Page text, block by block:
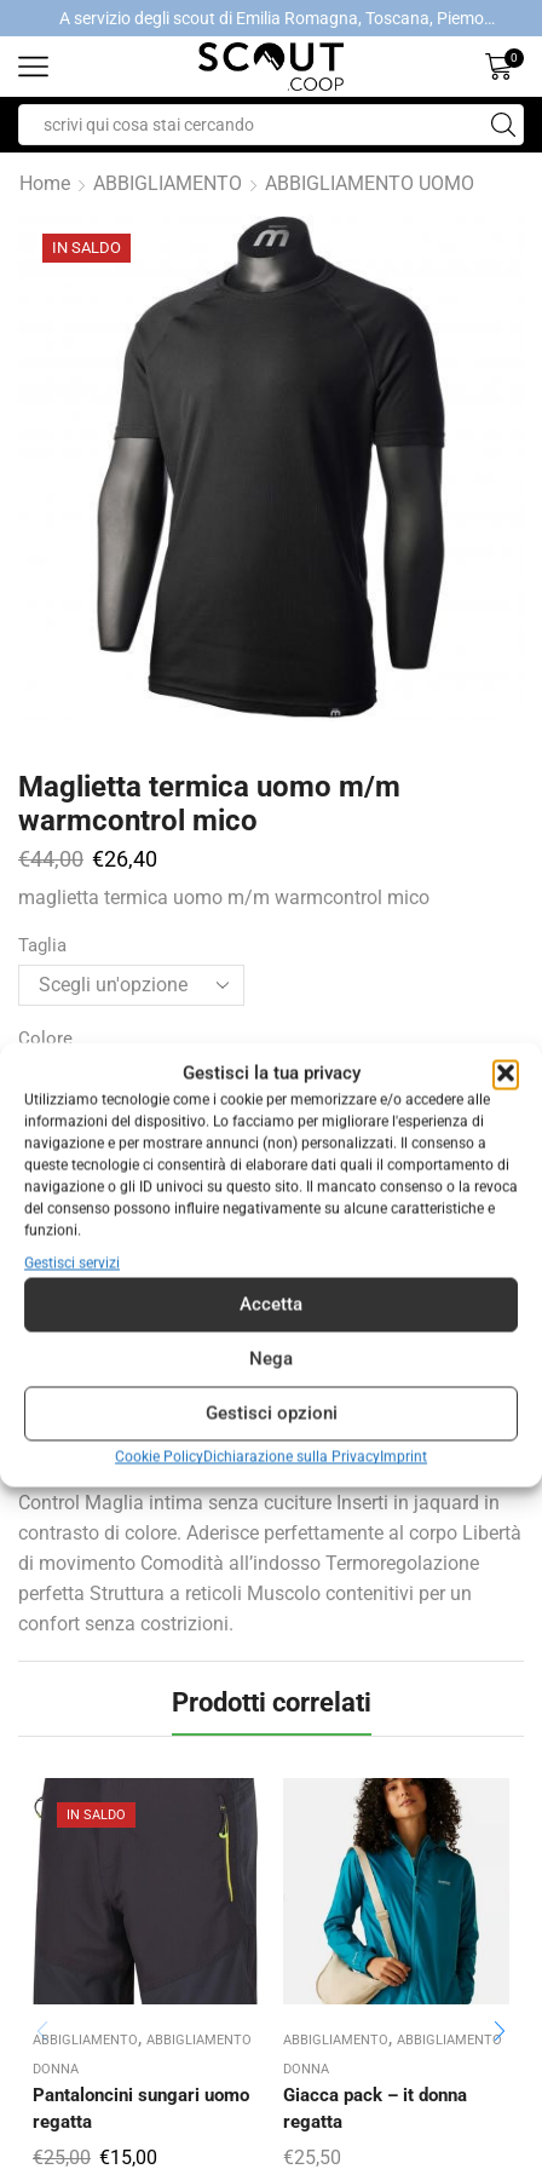
Gestisci la tua privacy
Utilizziamo tecnologie come i cookie per memorizzare e/o accedere alle
informazioni del dispositivo. Lo facciamo per migliorare l'esperienza di
navigazione e per mostrare annunci (non) personalizzati. Il consenso a
queste tecnologie ci consentirà di elaborare dati quali il comportamento di
navigazione o gli ID univoci su questo sito. Il mancato consenso o la revoca
del consenso possono influire negativamente su alcune caratteristiche e
funzioni.
Gestisci servizi
Accetta
Nega
Gestisci opzioni
Cookie PolicyDichiarazione sulla PrivacyImprint
A servizio degli scout di Emilia Romagna, Toscana, Piemonte, Valle d'Aosta- Gratis la spedizione con ordini > €40
0
Home ABBIGLIAMENTO ABBIGLIAMENTO UOMO
IN SALDO
Maglietta termica uomo m/m
warmcontrol mico
€44,00 €26,40
maglietta termica uomo m/m warmcontrol mico
Taglia
Colore
AGGIUNGI AL CARRELLO
COD:221030
Tag:termico
Marchio:
DESCRIZIONE INFORMAZIONI AGGIUNTIVE
MICO – Maglia uomo intimo collo alto Underwear Warm
Control Maglia intima senza cuciture Inserti in jaquard in
contrasto di colore. Aderisce perfettamente al corpo Libertà
di movimento Comodità all’indosso Termoregolazione
perfetta Struttura a reticoli Muscolo contenitivi per un
confort senza costrizioni.
Prodotti correlati
IN SALDO
ABBIGLIAMENTO, ABBIGLIAMENTO
DONNA
Pantaloncini sungari uomo
regatta
€25,00 €15,00
ABBIGLIAMENTO, ABBIGLIAMENTO
DONNA
Giacca pack – it donna
regatta
€25,50